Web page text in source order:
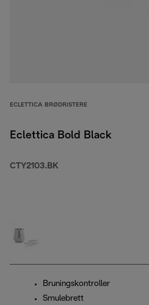
ECLETTICA BRØDRISTERE
Eclettica Bold Black
CTY2103.BK
Bruningskontroller
Smulebrett